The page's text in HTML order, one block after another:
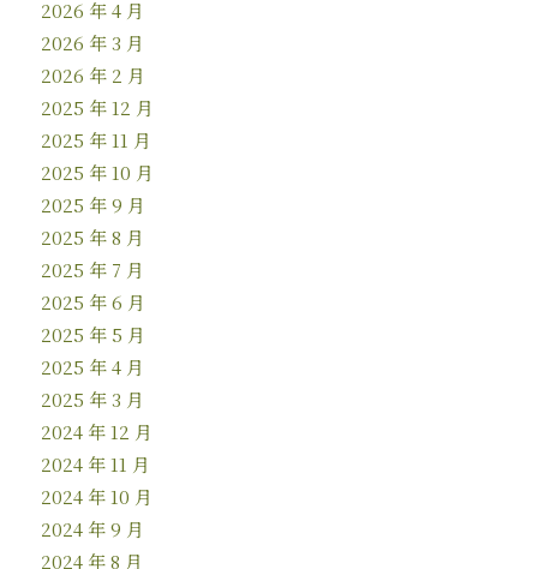
2026 年 4 月
2026 年 3 月
2026 年 2 月
2025 年 12 月
2025 年 11 月
2025 年 10 月
2025 年 9 月
2025 年 8 月
2025 年 7 月
2025 年 6 月
2025 年 5 月
2025 年 4 月
2025 年 3 月
2024 年 12 月
2024 年 11 月
2024 年 10 月
2024 年 9 月
2024 年 8 月